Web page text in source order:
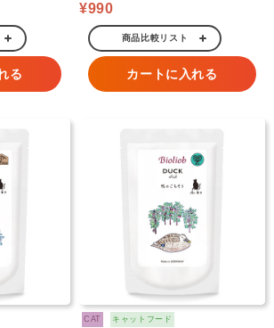
る
¥990
商品比較リスト
カートに入れる
CAT キャットフード